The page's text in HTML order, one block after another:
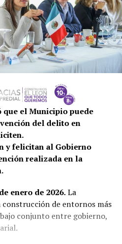
el Municipio puede
del delito en
y felicitan al Gobierno
realizada en la
enero de 2026.La
de entornos más
conjunto entre gobierno,